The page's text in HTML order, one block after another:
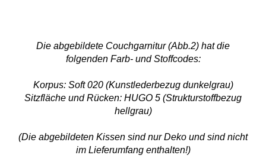
Die abgebildete Couchgarnitur (Abb.2) hat die
folgenden Farb- und Stoffcodes:
Korpus: Soft 020 (Kunstlederbezug dunkelgrau)
Sitzfläche und Rücken: HUGO 5 (Strukturstoffbezug
hellgrau)
(Die abgebildeten Kissen sind nur Deko und sind nicht
im Lieferumfang enthalten!)